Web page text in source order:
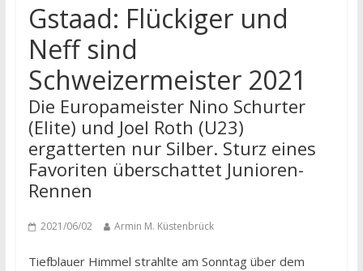
Gstaad: Flückiger und
Neff sind
Schweizermeister 2021
Die Europameister Nino Schurter
(Elite) und Joel Roth (U23)
ergatterten nur Silber. Sturz eines
Favoriten überschattet Junioren-
Rennen
2021/06/02 Armin M. Küstenbrück
Tiefblauer Himmel strahlte am Sonntag über dem